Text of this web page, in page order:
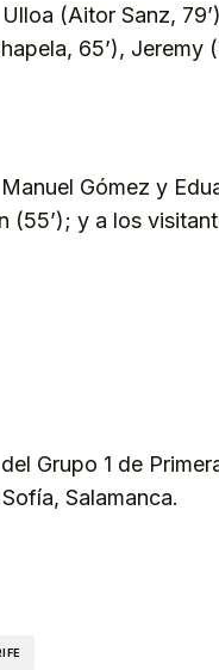
(Aitor Sanz,
65’), Jeremy
Gómez y
(55’); y a los
Grupo 1 de
Salamanca.